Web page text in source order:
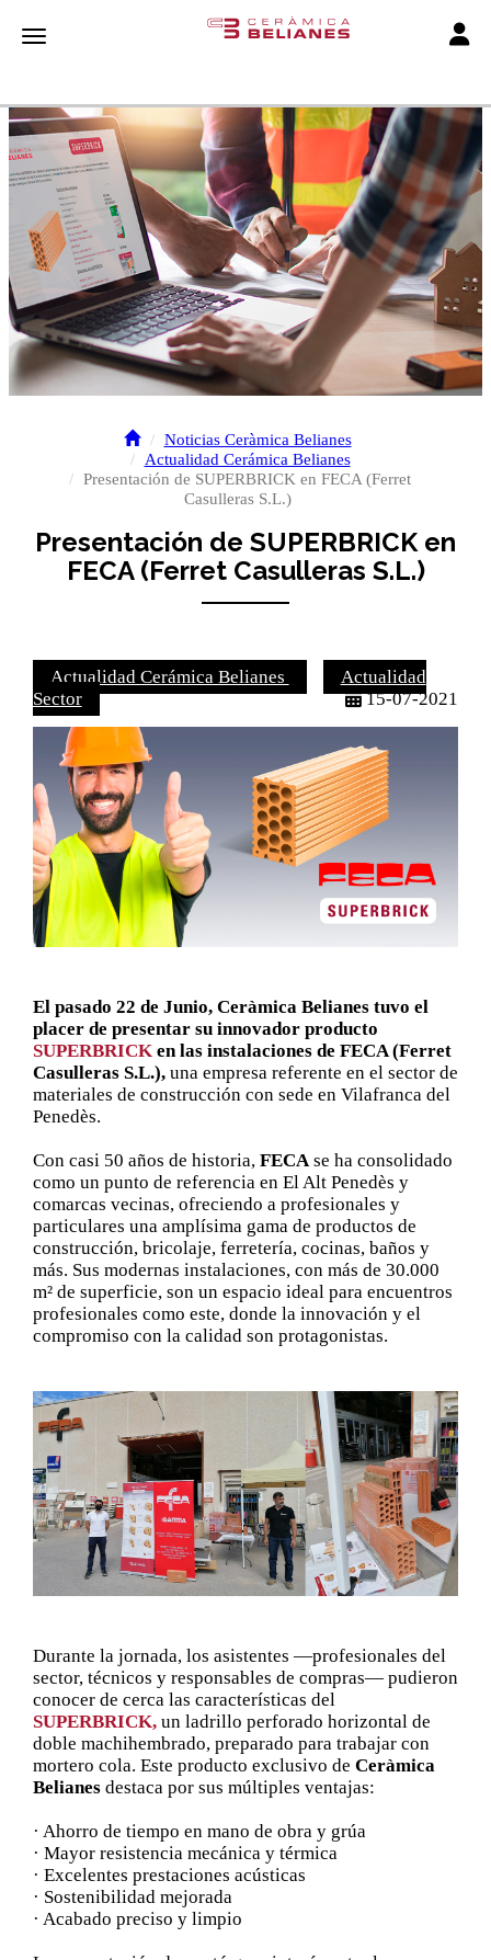
Toggle navigation
Noticias Ceràmica Belianes
Actualidad Cerámica Belianes
Presentación de SUPERBRICK en FECA (Ferret
Casulleras S.L.)
Presentación de SUPERBRICK en
FECA (Ferret Casulleras S.L.)
Actualidad Cerámica Belianes
Actualidad
Sector
15-07-2021
El pasado 22 de Junio, Ceràmica Belianes tuvo el
placer de presentar su innovador producto
SUPERBRICKen las instalaciones de FECA (Ferret
Casulleras S.L.), una empresa referente en el sector de
materiales de construcción con sede en Vilafranca del
Penedès.
Con casi 50 años de historia, FECAse ha consolidado
como un punto de referencia en El Alt Penedès y
comarcas vecinas, ofreciendo a profesionales y
particulares una amplísima gama de productos de
construcción, bricolaje, ferretería, cocinas, baños y
más. Sus modernas instalaciones, con más de 30.000
m² de superficie, son un espacio ideal para encuentros
profesionales como este, donde la innovación y el
compromiso con la calidad son protagonistas.
Durante la jornada, los asistentes —profesionales del
sector, técnicos y responsables de compras— pudieron
conocer de cerca las características del
SUPERBRICK,un ladrillo perforado horizontal de
doble machihembrado, preparado para trabajar con
mortero cola. Este producto exclusivo de Ceràmica
Belianesdestaca por sus múltiples ventajas:
· Ahorro de tiempo en mano de obra y grúa
· Mayor resistencia mecánica y térmica
· Excelentes prestaciones acústicas
· Sostenibilidad mejorada
· Acabado preciso y limpio